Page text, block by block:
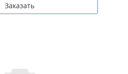
Заказать